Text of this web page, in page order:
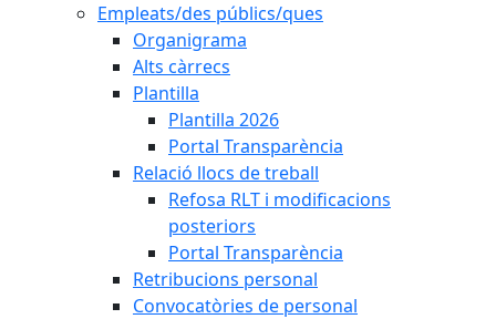
Empleats/des públics/ques
Organigrama
Alts càrrecs
Plantilla
Plantilla 2026
Portal Transparència
Relació llocs de treball
Refosa RLT i modificacions
posteriors
Portal Transparència
Retribucions personal
Convocatòries de personal